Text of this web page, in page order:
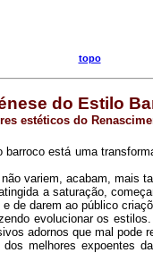
topo
do Estilo
estéticos do
está uma
variem, acabam, mais
a saturação,
de darem ao público
evolucionar os
adornos que mal pode
melhores expoentes